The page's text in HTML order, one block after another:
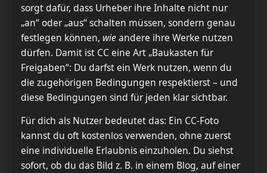
sorgt dafür, dass Urheber ihre Inhalte nicht nur
„an“ oder „aus“ schalten müssen, sondern genau
festlegen können, wieandere ihre Werke nutzen
dürfen. Damit ist CC eine Art „Baukasten für
Freigaben“: Du darfst ein Werk nutzen, wenn du
die zugehörigen Bedingungen respektierst – und
diese Bedingungen sind für jeden klar sichtbar.
Für dich als Nutzer bedeutet das: Ein CC-Foto
kannst du oft kostenlos verwenden, ohne zuerst
eine individuelle Erlaubnis einzuholen. Du siehst
sofort, ob du das Bild z. B. in einem Blog, auf einer